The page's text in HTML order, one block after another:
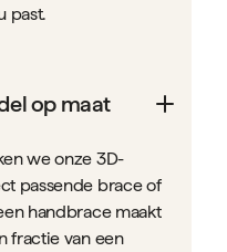
past.
op maat
we onze 3D-
passende brace of
handbrace maakt
fractie van een